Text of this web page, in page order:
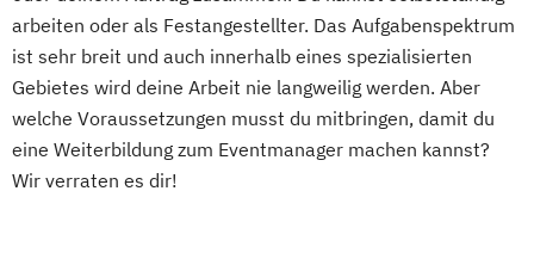
arbeiten oder als Festangestellter. Das Aufgabenspektrum
ist sehr breit und auch innerhalb eines spezialisierten
Gebietes wird deine Arbeit nie langweilig werden. Aber
welche Voraussetzungen musst du mitbringen, damit du
eine Weiterbildung zum Eventmanager machen kannst?
Wir verraten es dir!